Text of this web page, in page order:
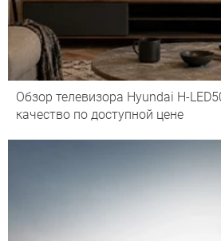
Обзор телевизора Hyundai H-
качество по доступной цене